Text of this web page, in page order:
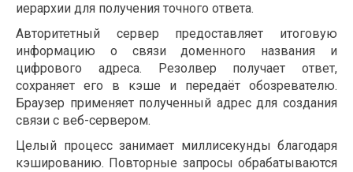
иерархии для получения точного ответа.
Авторитетный сервер предоставляет итоговую
информацию о связи доменного названия и
цифрового адреса. Резолвер получает ответ,
сохраняет его в кэше и передаёт обозревателю.
Браузер применяет полученный адрес для создания
связи с веб-сервером.
Целый процесс занимает миллисекунды благодаря
кэшированию. Повторные запросы обрабатываются